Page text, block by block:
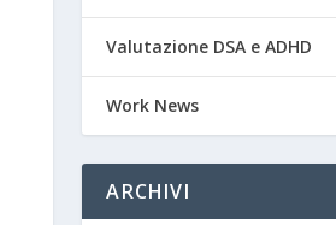
Valutazione DSA e ADHD
Work News
ARCHIVI